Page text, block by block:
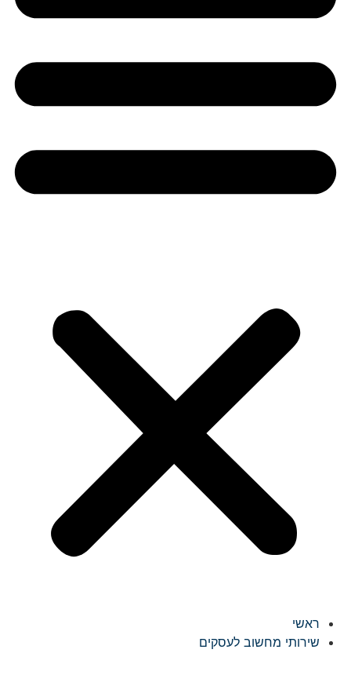
ראשי
שירותי מחשוב לעסקים